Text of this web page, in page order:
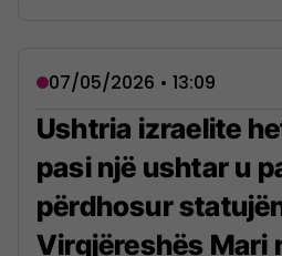
07/05/2026 • 13:09
Ushtria izraelite
pasi një ushtar u
përdhosur
Virgjëreshës Mari